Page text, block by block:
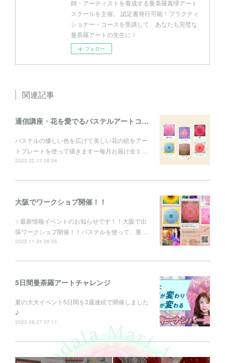
師・アーティストを養成する曼荼羅真理アート
スクールを主催。 認定書発行可能！プラクティ
ショナー・コースを受講して、あなたも完璧な
曼荼羅アートの先生に！
フォロー
関連記事
通信講座・花を愛でるパステルアートコレクション
パステルの優しい色を広げて美しい花の絵をアー
トプレートを使って描きますー毎月お届け全１…
2023.02.13 08:54
大阪でワークショプ開催！！
✨最新情報イベントのお知らせです！！大阪で出
張ワークショプ開催！！パステルを使って、曼…
2022.11.24 08:05
5日間曼荼羅アートチャレンジ
夏の大大イベント5日間を3週連続で開催しました
♪
2022.08.27 07:11